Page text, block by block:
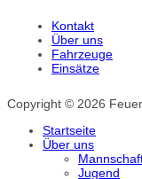
Kontakt
Über uns
Fahrzeuge
Einsätze
Copyright © 2026
Startseite
Über uns
Jugend